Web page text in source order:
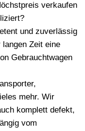
verkaufen
und zuverlässig
Zeit eine
Gebrauchtwagen
mehr. Wir
komplett defekt,
vom